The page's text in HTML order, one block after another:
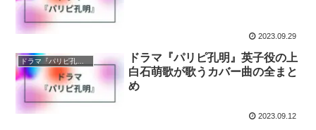
2023.09.29
ドラマ『パリピ孔明』英子役の上
白石萌歌が歌うカバー曲の全まと
め
2023.09.12